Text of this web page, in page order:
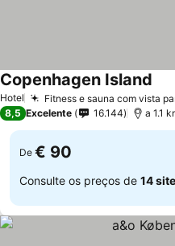
Hotel Fitness e sauna com vista
Copenhagen Island
8,5 Excelente 16.144 a 1.1
De € 90
Consulte os preços de 14